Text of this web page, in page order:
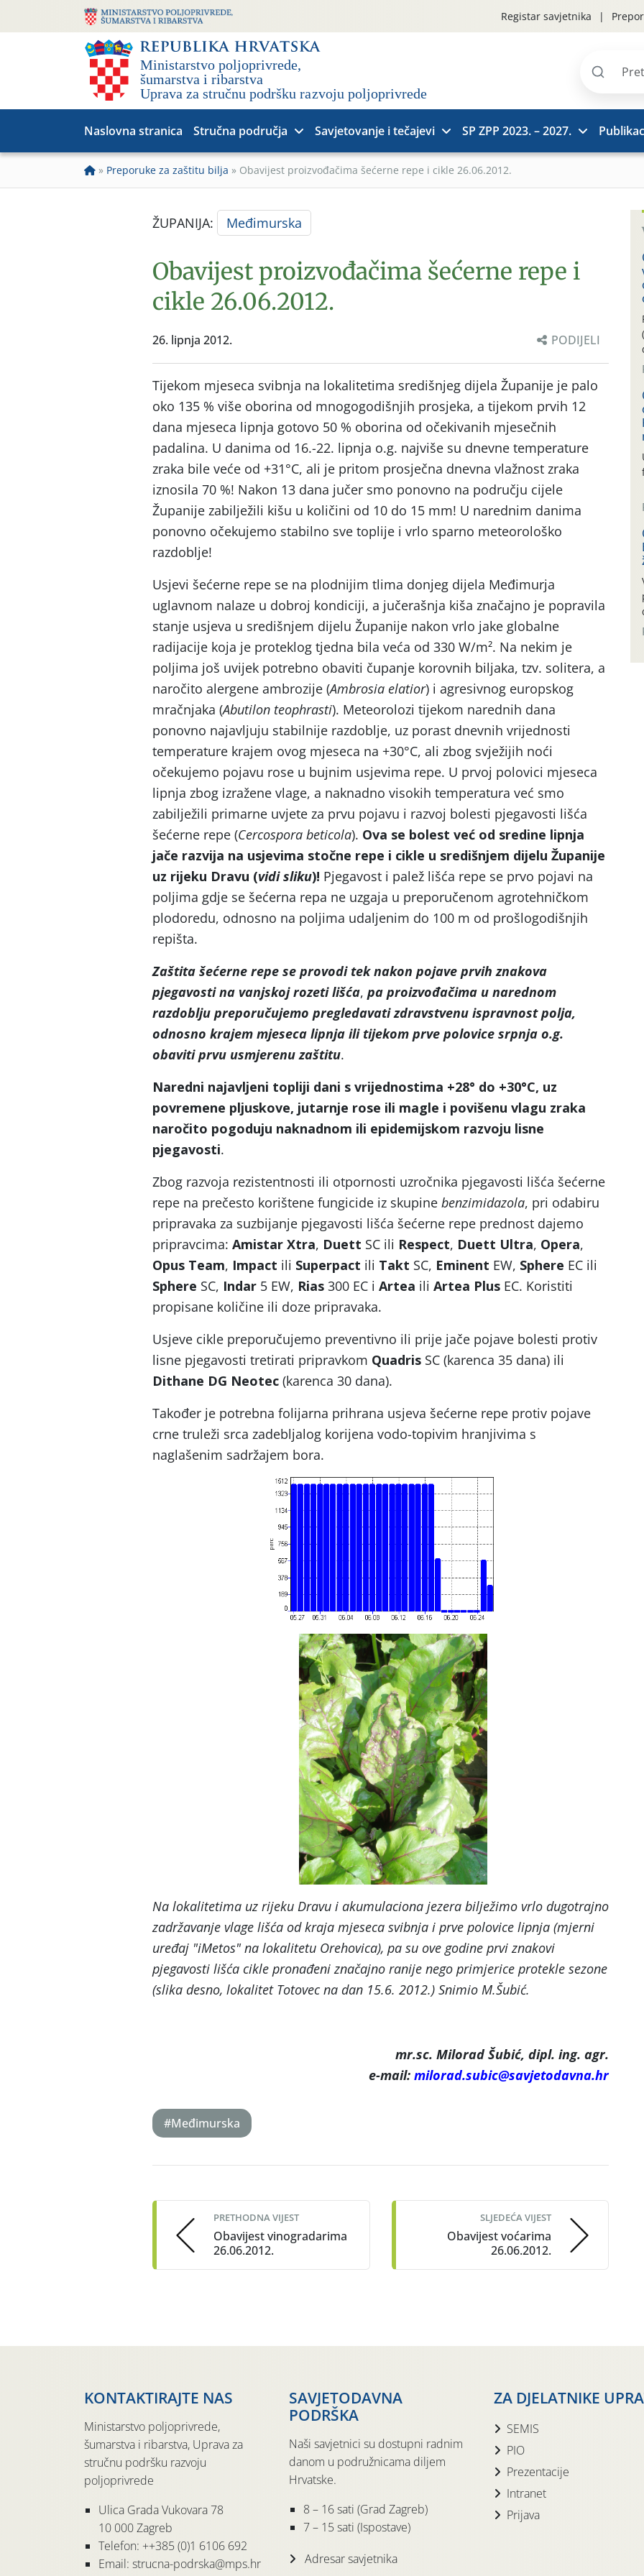
Registar savjetnika
Pretraži
Naslovna stranica Stručna područja Savjetovanje i tečajevi SP ZPP 2023. – 2027.
» Preporuke za zaštitu bilja » Obavijest proizvođačima šećerne repe i cikle 26.06.2012.
ŽUPANIJA: Međimurska
Obavijest proizvođačima šećerne repe i
cikle 26.06.2012.
26. lipnja 2012. PODIJELI
Tijekom mjeseca svibnja na lokalitetima središnjeg dijela Županije je palo
oko 135 % više oborina od mnogogodišnjih prosjeka, a tijekom prvih 12
dana mjeseca lipnja gotovo 50 % oborina od očekivanih mjesečnih
padalina. U danima od 16.-22. lipnja o.g. najviše su dnevne temperature
zraka bile veće od +31°C, ali je pritom prosječna dnevna vlažnost zraka
iznosila 70 %! Nakon 13 dana jučer smo ponovno na području cijele
Županije zabilježili kišu u količini od 10 do 15 mm! U narednim danima
ponovno očekujemo stabilno sve toplije i vrlo sparno meteorološko
razdoblje!
Usjevi šećerne repe se na plodnijim tlima donjeg dijela Međimurja
uglavnom nalaze u dobroj kondiciji, a jučerašnja kiša značajno je popravila
stanje usjeva u središnjem dijelu Županije nakon vrlo jake globalne
radijacije koja je proteklog tjedna bila veća od 330 W/m². Na nekim je
poljima još uvijek potrebno obaviti čupanje korovnih biljaka, tzv. solitera, a
naročito alergene ambrozije (Ambrosia elatior) i agresivnog europskog
mračnjaka (Abutilon teophrasti). Meteorolozi tijekom narednih dana
ponovno najavljuju stabilnije razdoblje, uz porast dnevnih vrijednosti
temperature krajem ovog mjeseca na +30°C, ali zbog svježijih noći
očekujemo pojavu rose u bujnim usjevima repe. U prvoj polovici mjeseca
lipnja zbog izražene vlage, a naknadno visokih temperatura već smo
zabilježili primarne uvjete za prvu pojavu i razvoj bolesti pjegavosti lišća
šećerne repe (Cercospora beticola). Ova se bolest već od sredine lipnja
jače razvija na usjevima stočne repe i cikle u središnjem dijelu Županije
uz rijeku Dravu (vidi sliku)! Pjegavost i palež lišća repe se prvo pojavi na
poljima gdje se šećerna repa ne uzgaja u preporučenom agrotehničkom
plodoredu, odnosno na poljima udaljenim do 100 m od prošlogodišnjih
repišta.
Zaštita šećerne repe se provodi tek nakon pojave prvih znakova
pjegavosti na vanjskoj rozeti lišća, pa proizvođačima u narednom
razdoblju preporučujemo pregledavati zdravstvenu ispravnost polja,
odnosno krajem mjeseca lipnja ili tijekom prve polovice srpnja o.g.
obaviti prvu usmjerenu zaštitu.
Naredni najavljeni topliji dani s vrijednostima +28° do +30°C, uz
povremene pljuskove, jutarnje rose ili magle i povišenu vlagu zraka
naročito pogoduju naknadnom ili epidemijskom razvoju lisne
pjegavosti.
Zbog razvoja rezistentnosti ili otpornosti uzročnika pjegavosti lišća šećerne
repe na prečesto korištene fungicide iz skupine benzimidazola, pri odabiru
pripravaka za suzbijanje pjegavosti lišća šećerne repe prednost dajemo
pripravcima: Amistar Xtra, Duett SC ili Respect, Duett Ultra, Opera,
Opus Team, Impact ili Superpact ili Takt SC, Eminent EW, Sphere EC ili
Sphere SC, Indar 5 EW, Rias 300 EC i Artea ili Artea Plus EC. Koristiti
propisane količine ili doze pripravaka.
Usjeve cikle preporučujemo preventivno ili prije jače pojave bolesti protiv
lisne pjegavosti tretirati pripravkom Quadris SC (karenca 35 dana) ili
Dithane DG Neotec (karenca 30 dana).
Također je potrebna folijarna prihrana usjeva šećerne repe protiv pojave
crne truleži srca zadebljalog korijena vodo-topivim hranjivima s
naglašenim sadržajem bora.
Na lokalitetima uz rijeku Dravu i akumulaciona jezera bilježimo vrlo dugotrajno
zadržavanje vlage lišća od kraja mjeseca svibnja i prve polovice lipnja (mjerni
uređaj "iMetos" na lokalitetu Orehovica), pa su ove godine prvi znakovi
pjegavosti lišća cikle pronađeni značajno ranije nego primjerice protekle sezone
(slika desno, lokalitet Totovec na dan 15.6. 2012.) Snimio M.Šubić.
mr.sc. Milorad Šubić, dipl. ing. agr.
e-mail: milorad.subic@savjetodavna.hr
#Međimurska
navigation
PRETHODNA VIJEST
Obavijest vinogradarima
26.06.2012.
SLJEDEĆA VIJEST
Obavijest voćarima
26.06.2012.
KONTAKTIRAJTE NAS
Ministarstvo poljoprivrede,
šumarstva i ribarstva, Uprava za
stručnu podršku razvoju
poljoprivrede
Ulica Grada Vukovara 78
10 000 Zagreb
Telefon: ++385 (0)1 6106 692
Email: strucna-podrska@mps.hr
SAVJETODAVNA
PODRŠKA
Naši savjetnici su dostupni radnim
danom u podružnicama diljem
Hrvatske.
8 – 16 sati (Grad Zagreb)
7 – 15 sati (Ispostave)
Adresar savjetnika
ZA DJELATNIKE
SEMIS
PIO
Prezentacije
Intranet
Prijava